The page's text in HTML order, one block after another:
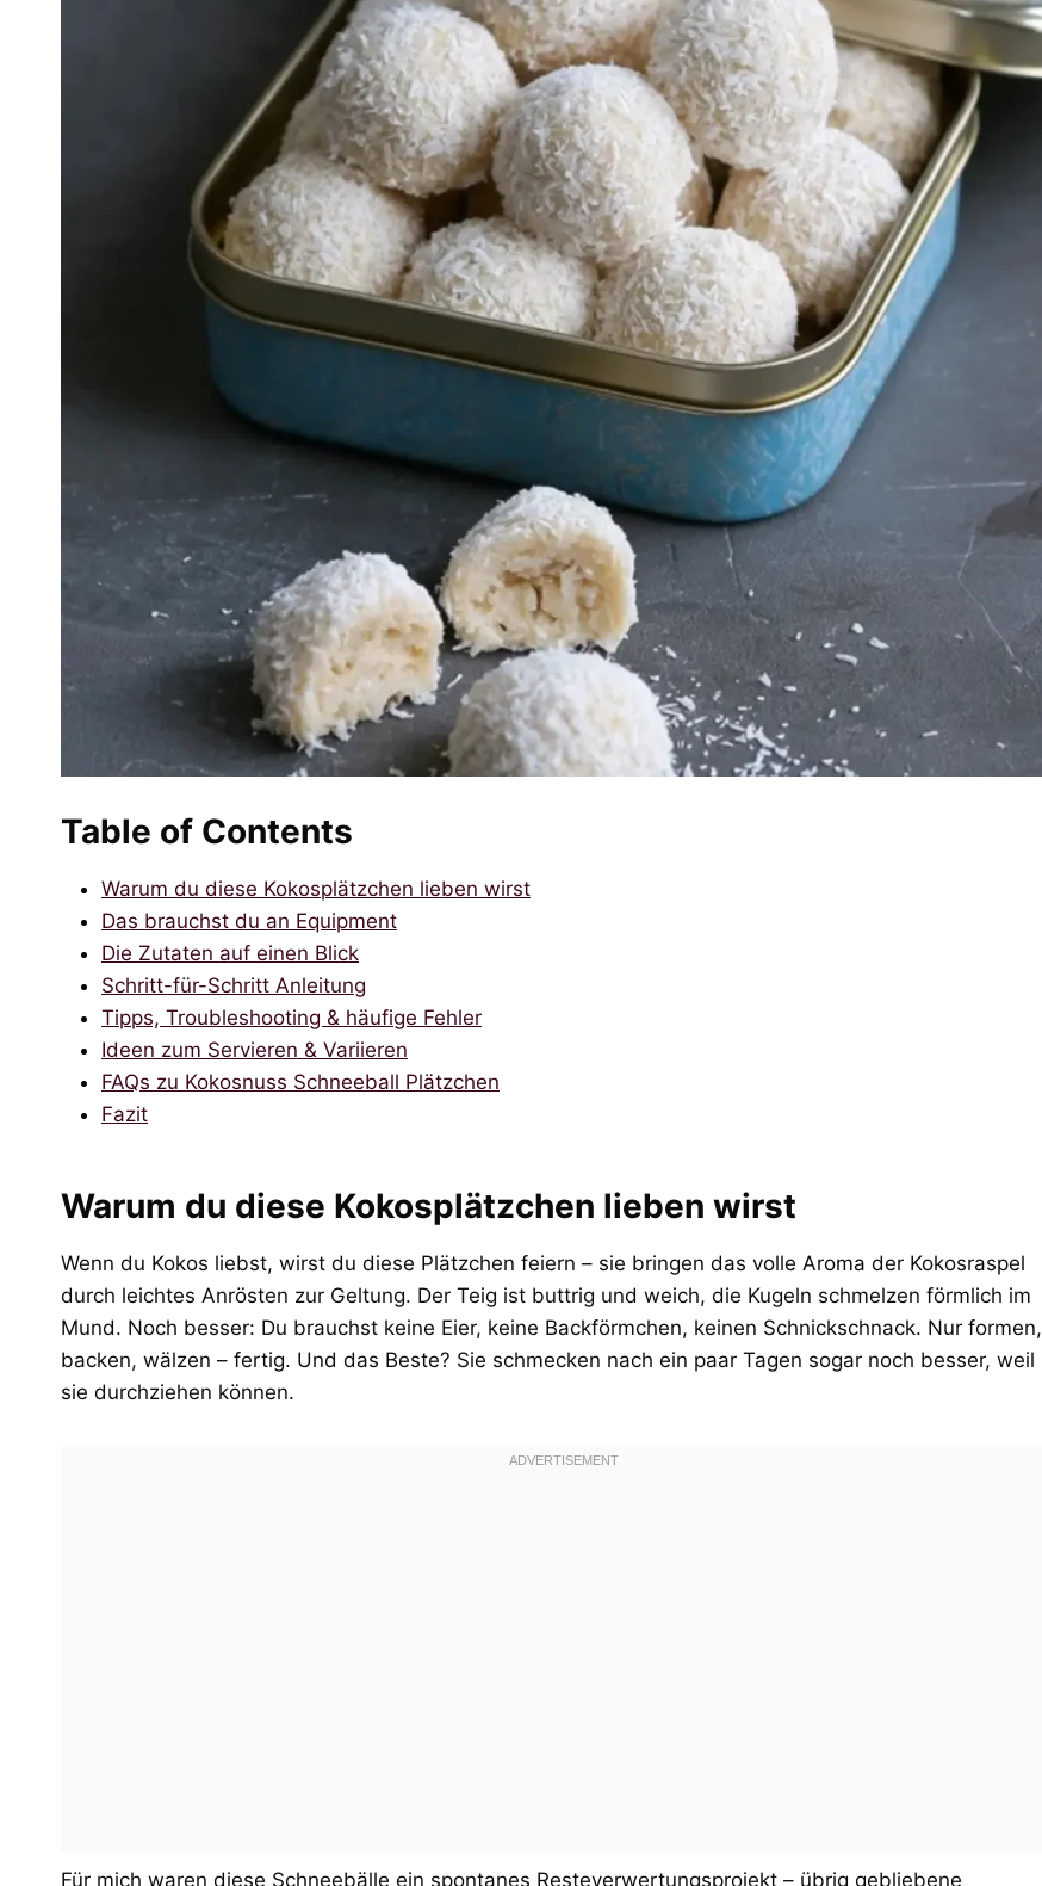
Table of Contents
Warum du diese Kokosplätzchen lieben wirst
Das brauchst du an Equipment
Die Zutaten auf einen Blick
Schritt-für-Schritt Anleitung
Tipps, Troubleshooting & häufige Fehler
Ideen zum Servieren & Variieren
FAQs zu Kokosnuss Schneeball Plätzchen
Fazit
Warum du diese Kokosplätzchen lieben wirst
Wenn du Kokos liebst, wirst du diese Plätzchen feiern – sie bringen das volle Aroma der Kokosraspel
durch leichtes Anrösten zur Geltung. Der Teig ist buttrig und weich, die Kugeln schmelzen förmlich im
Mund. Noch besser: Du brauchst keine Eier, keine Backförmchen, keinen Schnickschnack. Nur formen,
backen, wälzen – fertig. Und das Beste? Sie schmecken nach ein paar Tagen sogar noch besser, weil
sie durchziehen können.
Für mich waren diese Schneebälle ein spontanes Resteverwertungsprojekt – übrig gebliebene